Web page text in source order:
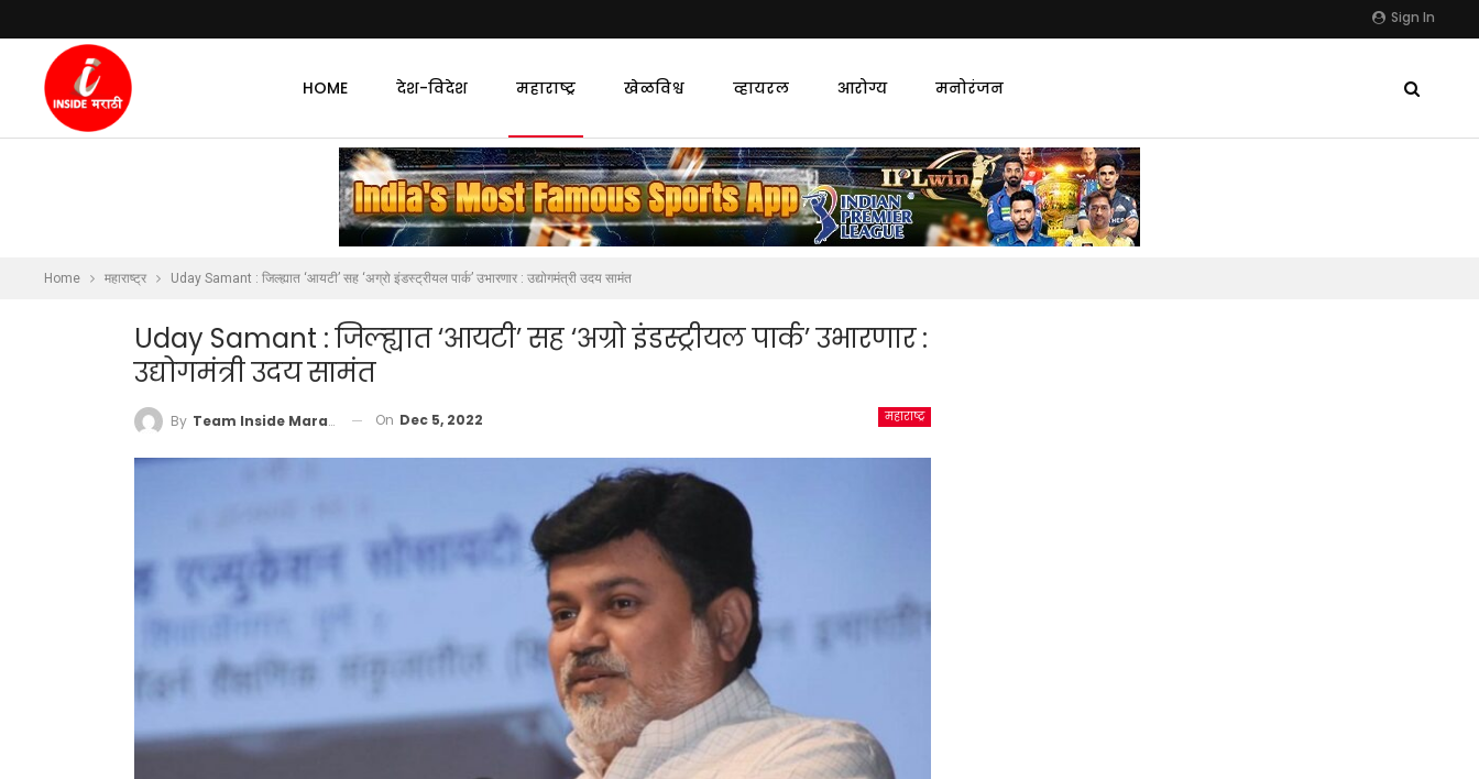
Sign In
HOME देश-विदेश महाराष्ट्र खेळविश्व व्हायरल आरोग्य मनोरंजन
Home महाराष्ट्र Uday Samant : जिल्ह्यात ‘आयटी’ सह ‘अग्रो इंडस्ट्रीयल पार्क’ उभारणार : उद्योगमंत्री उदय सामंत
Uday Samant : जिल्ह्यात ‘आयटी’ सह ‘अग्रो इंडस्ट्रीयल पार्क’ उभारणार :
उद्योगमंत्री उदय सामंत
महाराष्ट्र
By Team Inside Marathi On Dec 5, 2022